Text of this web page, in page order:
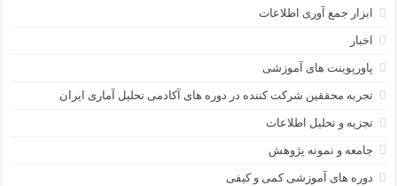
ابزار جمع آوری اطلاعات
اخبار
پاورپوینت های آموزشی
تجربه محققین شرکت کننده در دوره های آکادمی تحلیل آماری ایران
تجزیه و تحلیل اطلاعات
جامعه و نمونه پژوهش
دوره های آموزشی کمی و کیفی